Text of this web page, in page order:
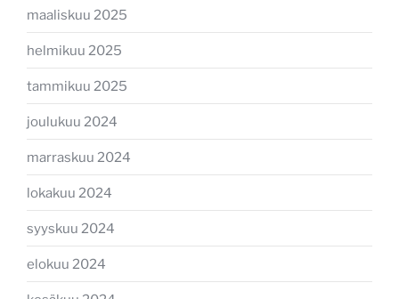
maaliskuu 2025
helmikuu 2025
tammikuu 2025
joulukuu 2024
marraskuu 2024
lokakuu 2024
syyskuu 2024
elokuu 2024